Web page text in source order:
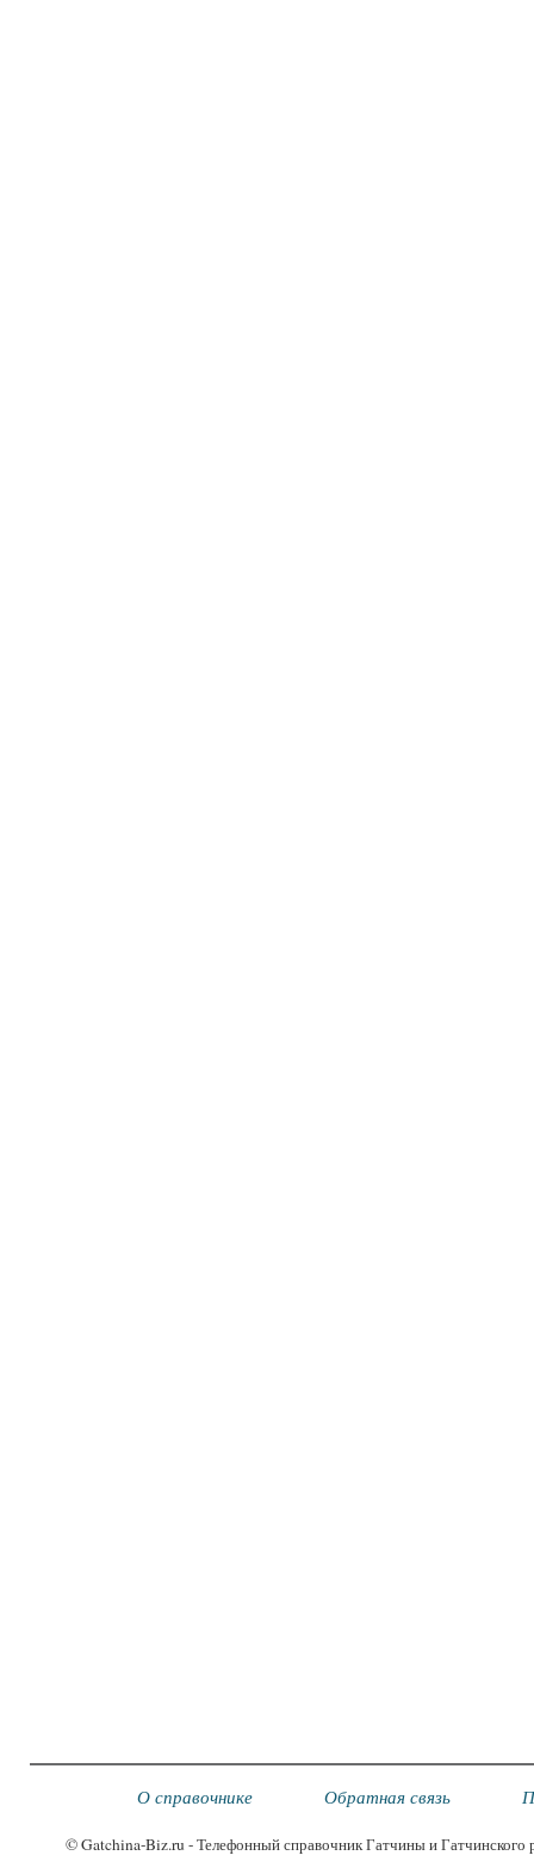
О справочнике Обратная связь
© Gatchina-Biz.ru - Телефонный справочник Гатчины и Гатчинского